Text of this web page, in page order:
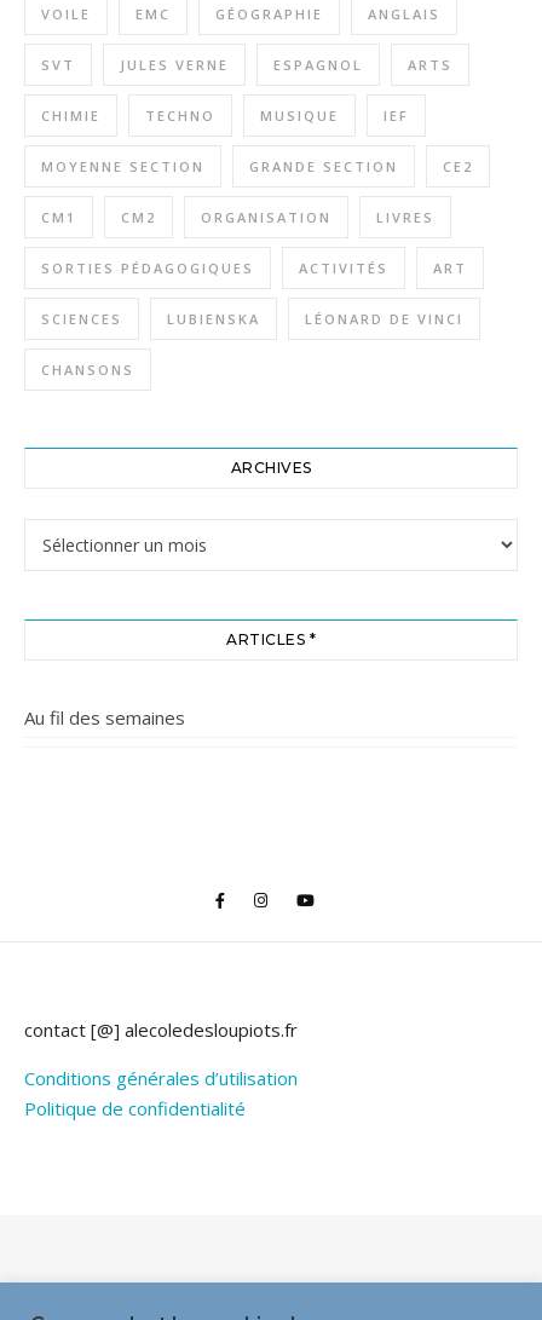
VOILE EMC GÉOGRAPHIE ANGLAIS
SVT JULES VERNE ESPAGNOL ARTS
CHIMIE TECHNO MUSIQUE IEF
MOYENNE SECTION GRANDE SECTION CE2
CM1 CM2 ORGANISATION LIVRES
SORTIES PÉDAGOGIQUES ACTIVITÉS ART
SCIENCES LUBIENSKA LÉONARD DE VINCI
CHANSONS
ARCHIVES
ARTICLES *
Au fil des semaines
contact [@] alecoledesloupiots.fr
Conditions générales d’utilisation
Politique de confidentialité